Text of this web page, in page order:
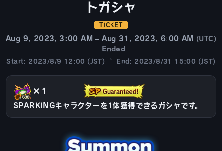
トガシャ
TICKET
Aug 9, 2023, 3:00 AM – Aug 31, 2023, 6:00 AM (UTC)
Ended
Start: 2023/8/9 12:00 (JST) ~ End: 2023/8/31 15:00 (JST)
×1
SPARKINGキャラクターを1体獲得できるガシャです。